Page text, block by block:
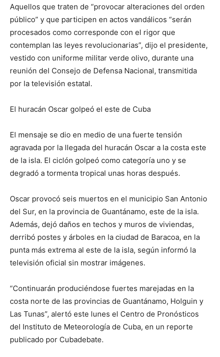
Aquellos que traten de “provocar alteraciones del orden
público” y que participen en actos vandálicos “serán
procesados como corresponde con el rigor que
contemplan las leyes revolucionarias”, dijo el presidente,
vestido con uniforme militar verde olivo, durante una
reunión del Consejo de Defensa Nacional, transmitida
por la televisión estatal.
El huracán Oscar golpeó el este de Cuba
El mensaje se dio en medio de una fuerte tensión
agravada por la llegada del huracán Oscar a la costa este
de la isla. El ciclón golpeó como categoría uno y se
degradó a tormenta tropical unas horas después.
Oscar provocó seis muertos en el municipio San Antonio
del Sur, en la provincia de Guantánamo, este de la isla.
Además, dejó daños en techos y muros de viviendas,
derribó postes y árboles en la ciudad de Baracoa, en la
punta más extrema al este de la isla, según informó la
televisión oficial sin mostrar imágenes.
“Continuarán produciéndose fuertes marejadas en la
costa norte de las provincias de Guantánamo, Holguin y
Las Tunas”, alertó este lunes el Centro de Pronósticos
del Instituto de Meteorología de Cuba, en un reporte
publicado por Cubadebate.